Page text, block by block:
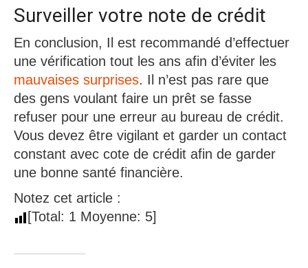
Surveiller votre note de crédit
En conclusion, Il est recommandé d’effectuer
une vérification tout les ans afin d’éviter les
mauvaises surprises. Il n’est pas rare que
des gens voulant faire un prêt se fasse
refuser pour une erreur au bureau de crédit.
Vous devez être vigilant et garder un contact
constant avec cote de crédit afin de garder
une bonne santé financière.
Notez cet article :
[Total: 1 Moyenne: 5]